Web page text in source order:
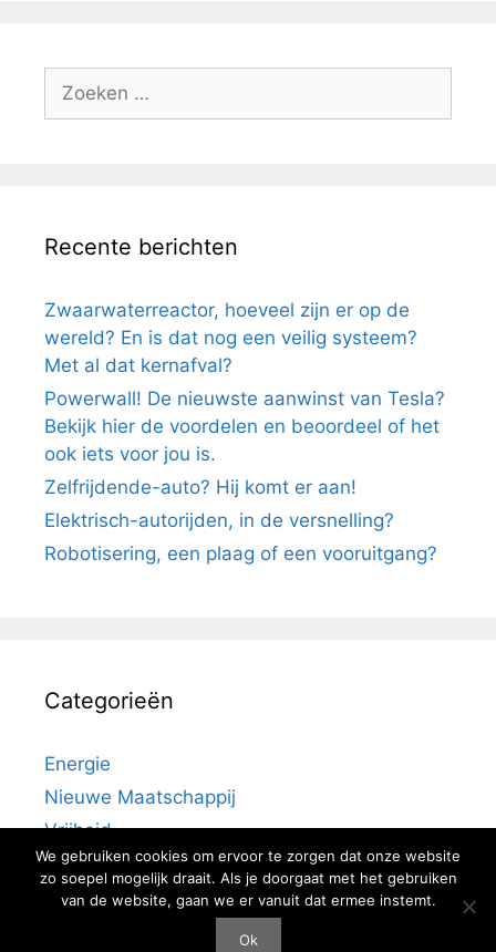
naar:
Recente berichten
Zwaarwaterreactor, hoeveel zijn er op de
wereld? En is dat nog een veilig systeem?
Met al dat kernafval?
Powerwall! De nieuwste aanwinst van Tesla?
Bekijk hier de voordelen en beoordeel of het
ook iets voor jou is.
Zelfrijdende-auto? Hij komt er aan!
Elektrisch-autorijden, in de versnelling?
Robotisering, een plaag of een vooruitgang?
Categorieën
Energie
Nieuwe Maatschappij
Vrijheid
We gebruiken cookies om ervoor te zorgen dat onze website
zo soepel mogelijk draait. Als je doorgaat met het gebruiken
van de website, gaan we er vanuit dat ermee instemt.
Ok